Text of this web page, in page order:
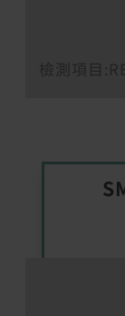
檢測項目: